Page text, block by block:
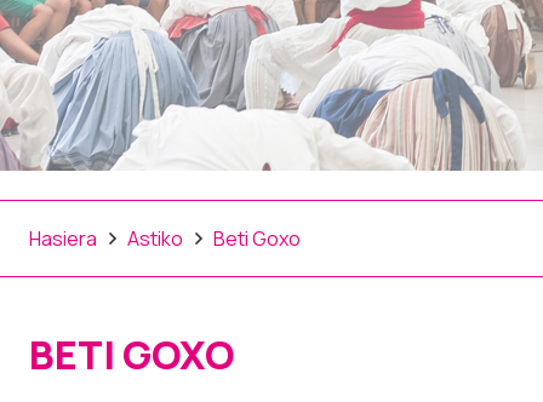
Hasiera Astiko Beti Goxo
BETI GOXO